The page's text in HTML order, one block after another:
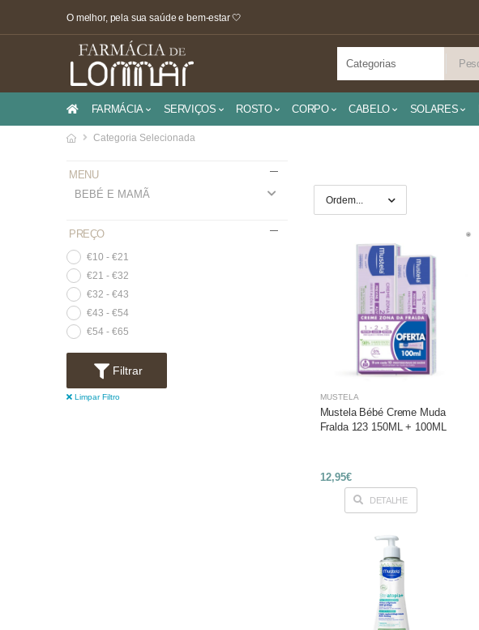
O melhor, pela sua saúde e bem-estar 🤍
FARMÁCIA SERVIÇOS ROSTO CORPO CABELO SOLARES
Categoria Selecionada
MENU
BEBÉ E MAMÃ
PREÇO
€10 - €21
€21 - €32
€32 - €43
€43 - €54
€54 - €65
Filtrar
Limpar Filtro MUSTELA
Mustela Bébé Creme Muda
Fralda 123 150ML + 100ML
12,95€
DETALHE